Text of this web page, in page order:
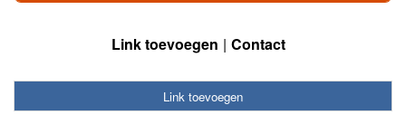
Link toevoegen Contact
Link toevoegen